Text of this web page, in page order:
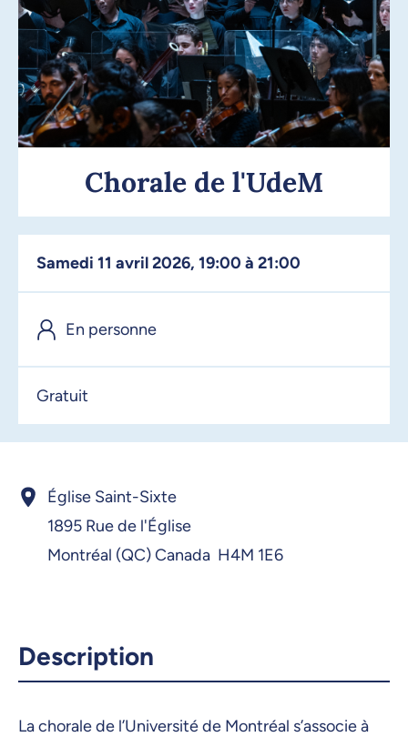
Chorale de l'UdeM
samedi 11 avril 2026, 19:00 à 21:00
En personne
Gratuit
Église Saint-Sixte
1895 Rue de l'Église
Montréal (QC) Canada H4M 1E6
Description
La chorale de l’Université de Montréal s’associe à